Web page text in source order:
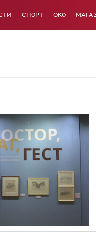
СПОРТ OKO